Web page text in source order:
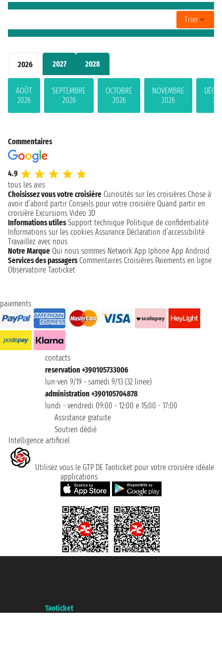
2026 2027 2028
AOÛT
2026
SEPTEMBRE
2026
OCTOBRE
2026
NOVEMBRE
2026
Trier
Commentaires
4.9
tous les avis
Choisissez vous votre croisière Curiosités sur les croisières Chose à
avoir d’abord partir Conseils pour votre croisière Quand partir en
croisière Excursions Video 3D
Informations utiles Support technique Politique de confidentialité
Informations sur les cookies Assurance Déclaration d’accessibilité
Travaillez avec nous
Notre Marque Qui nous sommes Network App Iphone App Android
Services des passagers Commentaires Croisières Paiements en ligne
Observatoire Taoticket
paiements
contacts
reservation +390105733006
lun-ven 9/19 - samedi 9/13 (32 linee)
administration +390105704878
lundi - vendredi 09:00 - 12:00 e 15:00 - 17:00
Assistance gratuite
Soutien dédié
Intelligence artificiel
Utilisez vous le GTP DE Taoticket pour votre croisière idéale
applications
Taoticket